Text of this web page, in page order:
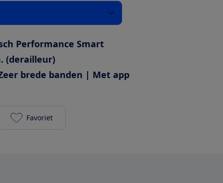
Performance Smart
(derailleur)
brede banden | Met app
Cube Touring Hybrid Exc 625 toevoegen aan je
Favoriet